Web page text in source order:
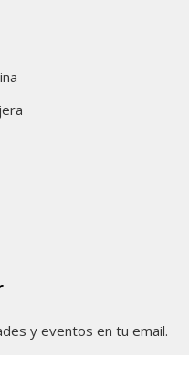
y eventos en tu email.